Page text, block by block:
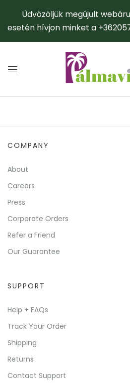
Üdvözöljük megújult
esetén hívjon minket a
COMPANY
About
Careers
Press
Corporate Orders
Refer a Friend
Our Guarantee
SUPPORT
Help + FAQs
Track Your Order
Shipping
Returns
Contact Support